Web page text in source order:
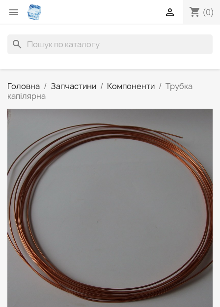
 shopping_cart (0)

search
Головна Запчастини Компоненти
Трубка
капілярна